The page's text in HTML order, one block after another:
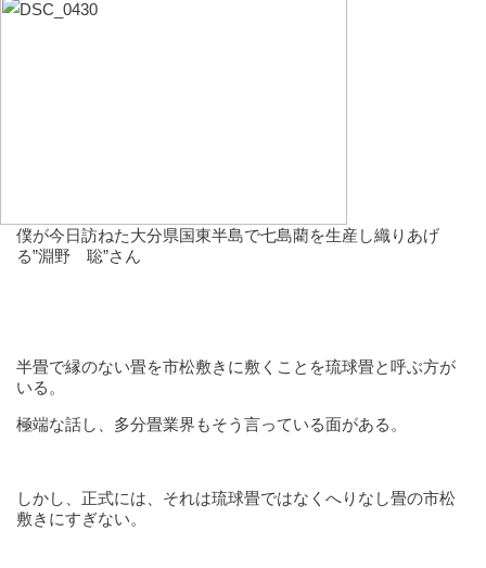
僕が今日訪ねた大分県国東半島で七島藺を生産し織りあげ
る”淵野 聡”さん
半畳で縁のない畳を市松敷きに敷くことを琉球畳と呼ぶ方が
いる。
極端な話し、多分畳業界もそう言っている面がある。
しかし、正式には、それは琉球畳ではなくへりなし畳の市松
敷きにすぎない。